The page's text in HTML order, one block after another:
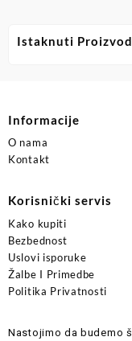
Istaknuti
Informacije
O nama
Kontakt
Korisnički servis
Kako kupiti
Bezbednost
Uslovi isporuke
Žalbe I Primedbe
Politika Privatnosti
Nastojimo da budemo